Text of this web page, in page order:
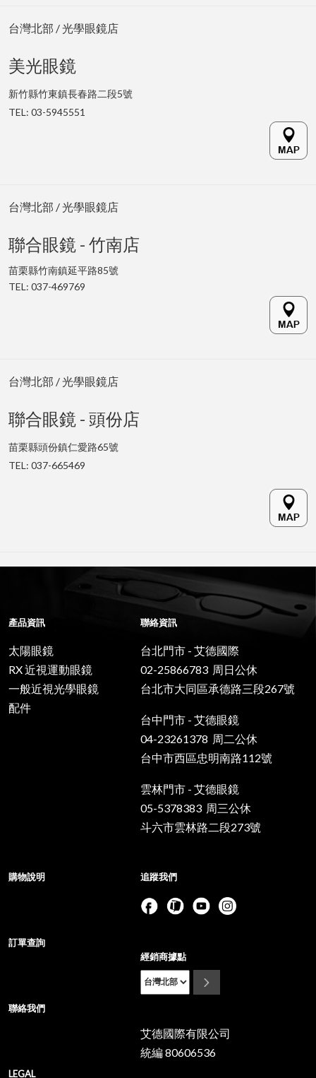
台灣北部 / 光學眼鏡店
美光眼鏡
新竹縣竹東鎮長春路二段5號
TEL: 03-5945551
台灣北部 / 光學眼鏡店
聯合眼鏡 - 竹南店
苗栗縣竹南鎮延平路85號
TEL: 037-469769
台灣北部 / 光學眼鏡店
聯合眼鏡 - 頭份店
苗栗縣頭份鎮仁愛路65號
TEL: 037-665469
產品資訊
太陽眼鏡
RX 近視運動眼鏡
一般近視光學眼鏡
配件
聯絡資訊
台北門市 - 艾德國際
02-25866783 周日公休
台北市大同區承德路三段267號
台中門市 - 艾德眼鏡
04-23261378 周二公休
台中市西區忠明南路112號
雲林門市 - 艾德眼鏡
05-5378383 周三公休
斗六市雲林路二段273號
購物說明
訂單查詢
聯絡我們
LEGAL
追蹤我們
經銷商據點
艾德國際有限公司
統編 80606536